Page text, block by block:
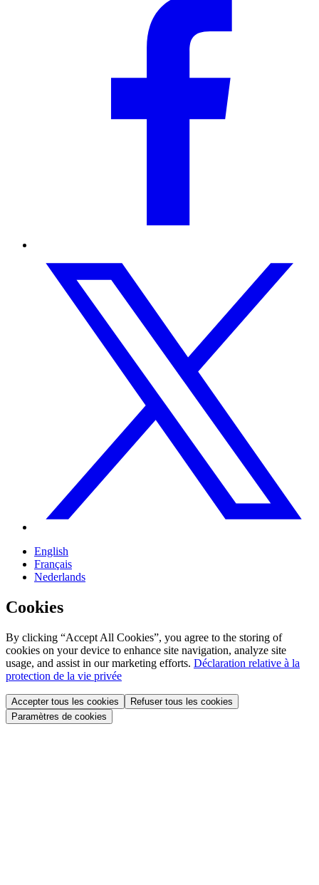
English
Français
Nederlands
Cookies
By clicking “Accept All Cookies”, you agree to the storing of
cookies on your device to enhance site navigation, analyze site
usage, and assist in our marketing efforts. Déclaration relative à la
protection de la vie privée
Accepter tous les cookies
Refuser tous les cookies
Paramètres de cookies